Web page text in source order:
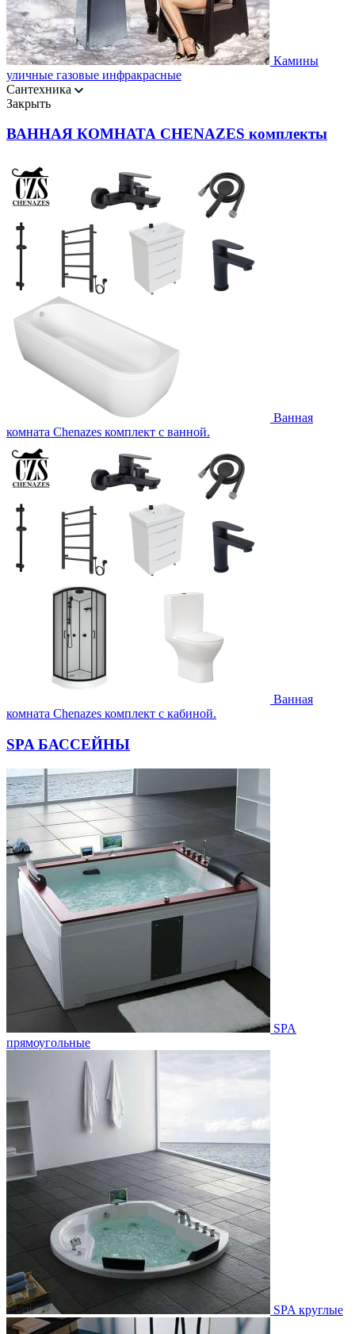
Камины
уличные газовые инфракрасные
Сантехника
Закрыть
ВАННАЯ КОМНАТА CHENAZES комплекты
Ванная
комната Chenazes комплект с ванной.
Ванная
комната Chenazes комплект с кабиной.
SPA БАССЕЙНЫ
SPA
прямоугольные
SPA круглые